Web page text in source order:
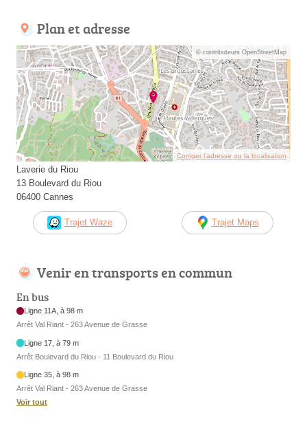
Plan et adresse
© contributeurs OpenStreetMap
Corriger l’adresse ou la localisation
Laverie du Riou
13 Boulevard du Riou
06400 Cannes
Trajet Waze Trajet Maps
Venir en transports en commun
En bus
Ligne 11A, à 98 m
Arrêt Val Riant - 263 Avenue de Grasse
Ligne 17, à 79 m
Arrêt Boulevard du Riou - 11 Boulevard du Riou
Ligne 35, à 98 m
Arrêt Val Riant - 263 Avenue de Grasse
Voir tout